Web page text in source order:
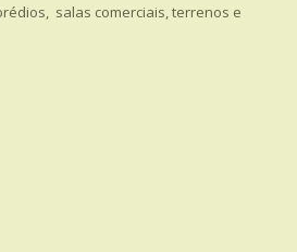
salas comerciais, terrenos e